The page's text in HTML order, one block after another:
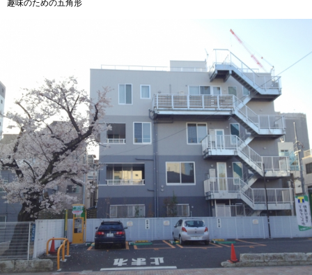
趣味のための五角形